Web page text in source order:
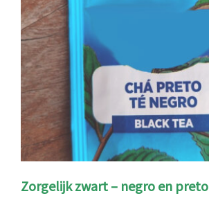
Zorgelijk zwart – negro en preto